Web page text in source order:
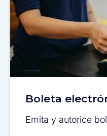
Boleta
Emita y autorice